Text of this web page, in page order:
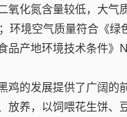
化氮含量较低，大
境空气质量符合《
品产地环境技术条件
的发展提供了广阔的前
养，以饲喂花生饼